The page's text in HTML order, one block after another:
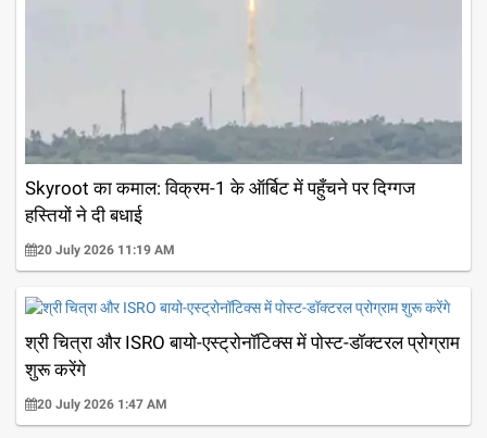
Skyroot का कमाल: विक्रम-1 के ऑर्बिट में पहुँचने पर दिग्गज
हस्तियों ने दी बधाई
20 July 2026 11:19 AM
श्री चित्रा और ISRO बायो-एस्ट्रोनॉटिक्स में पोस्ट-डॉक्टरल प्रोग्राम
शुरू करेंगे
20 July 2026 1:47 AM